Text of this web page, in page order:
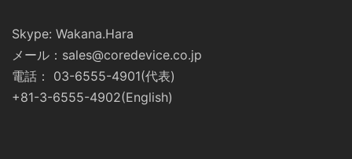
Skype: Wakana.Hara
メール：sales@coredevice.co.jp
電話： 03-6555-4901(代表)
+81-3-6555-4902(English)